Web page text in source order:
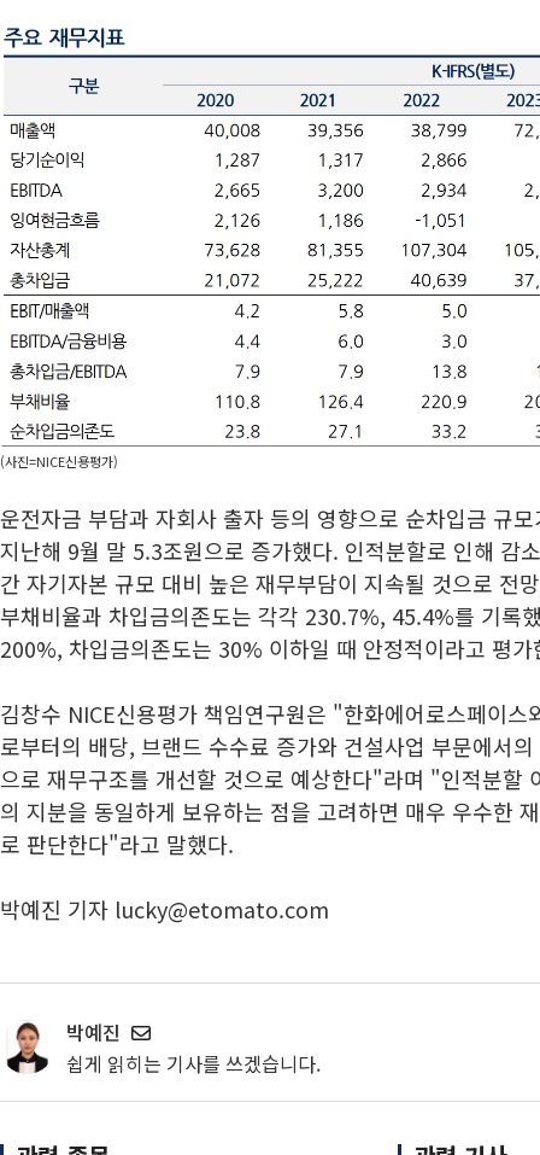
(사진=NICE신용평가)
운전자금 부담과 자회사 출자 등의 영향으로 순차입금 규
지난해 9월 말 5.3조원으로 증가했다. 인적분할로 인해 감
간 자기자본 규모 대비 높은 재무부담이 지속될 것으로 전
부채비율과 차입금의존도는 각각 230.7%, 45.4%를 기록
200%, 차입금의존도는 30% 이하일 때 안정적이라고 평
김창수 NICE신용평가 책임연구원은 "한화에어로스페이스
로부터의 배당, 브랜드 수수료 증가와 건설사업 부문에서
으로 재무구조를 개선할 것으로 예상한다"라며 "인적분할
의 지분을 동일하게 보유하는 점을 고려하면 매우 우수한
로 판단한다"라고 말했다.
박예진 기자 lucky@etomato.com
박예진
쉽게 읽히는 기사를 쓰겠습니다.